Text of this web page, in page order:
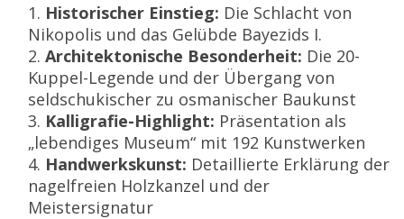
Historischer Einstieg: Die Schlacht von
Nikopolis und das Gelübde Bayezids I.
Architektonische Besonderheit: Die 20-
Kuppel-Legende und der Übergang von
seldschukischer zu osmanischer Baukunst
Kalligrafie-Highlight: Präsentation als
„lebendiges Museum“ mit 192 Kunstwerken
Handwerkskunst: Detaillierte Erklärung der
nagelfreien Holzkanzel und der
Meistersignatur